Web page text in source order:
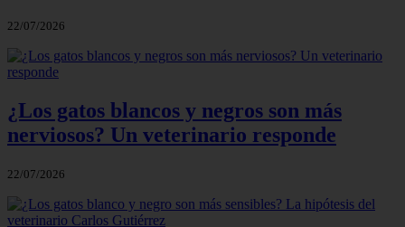
22/07/2026
¿Los gatos blancos y negros son más
nerviosos? Un veterinario responde
22/07/2026